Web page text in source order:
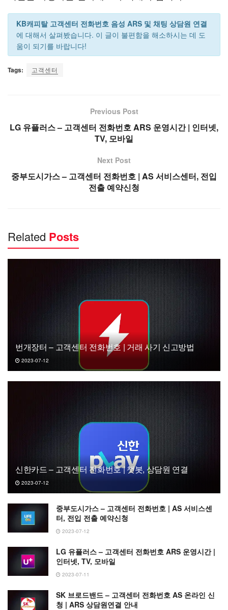
KB캐피탈 고객센터 전화번호 음성 ARS 및 채팅 상담원 연결
에 대해서 살펴봤습니다. 이 글이 불편함을 해소하시는 데 도
움이 되기를 바랍니다!
Tags: 고객센터
Previous Post
LG 유플러스 – 고객센터 전화번호 ARS 운영시간 | 인터넷,
TV, 모바일
Next Post
중부도시가스 – 고객센터 전화번호 | AS 서비스센터, 전입
전출 예약신청
Related Posts
번개장터 – 고객센터 전화번호 | 거래 사기 신고방법
2023-07-12
신한카드 – 고객센터 전화번호 | 챗봇, 상담원 연결
2023-07-12
중부도시가스 – 고객센터 전화번호 | AS 서비스센
터, 전입 전출 예약신청
2023-07-12
LG 유플러스 – 고객센터 전화번호 ARS 운영시간 |
인터넷, TV, 모바일
2023-07-11
SK 브로드밴드 – 고객센터 전화번호 AS 온라인 신
청 | ARS 상담원연결 안내